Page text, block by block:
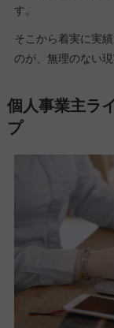
す。
そこから着実に実
のが、無理のない
個人事業主ラ
プ